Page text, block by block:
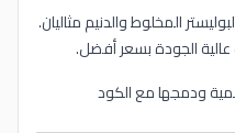
المخلوط والدنيم مثاليان.
الجودة بسعر أفضل.
ودمجها مع الكود